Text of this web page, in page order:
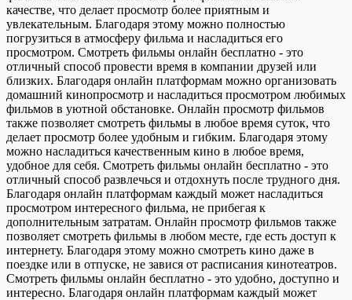
качестве, что делает просмотр более приятным и
увлекательным. Благодаря этому можно полностью
погрузиться в атмосферу фильма и насладиться его
просмотром. Смотреть фильмы онлайн бесплатно - это
отличный способ провести время в компании друзей или
близких. Благодаря онлайн платформам можно организовать
домашний кинопросмотр и насладиться просмотром любимых
фильмов в уютной обстановке. Онлайн просмотр фильмов
также позволяет смотреть фильмы в любое время суток, что
делает просмотр более удобным и гибким. Благодаря этому
можно насладиться качественным кино в любое время,
удобное для себя. Смотреть фильмы онлайн бесплатно - это
отличный способ развлечься и отдохнуть после трудного дня.
Благодаря онлайн платформам каждый может насладиться
просмотром интересного фильма, не прибегая к
дополнительным затратам. Онлайн просмотр фильмов также
позволяет смотреть фильмы в любом месте, где есть доступ к
интернету. Благодаря этому можно смотреть кино даже в
поездке или в отпуске, не завися от расписания кинотеатров.
Смотреть фильмы онлайн бесплатно - это удобно, доступно и
интересно. Благодаря онлайн платформам каждый может